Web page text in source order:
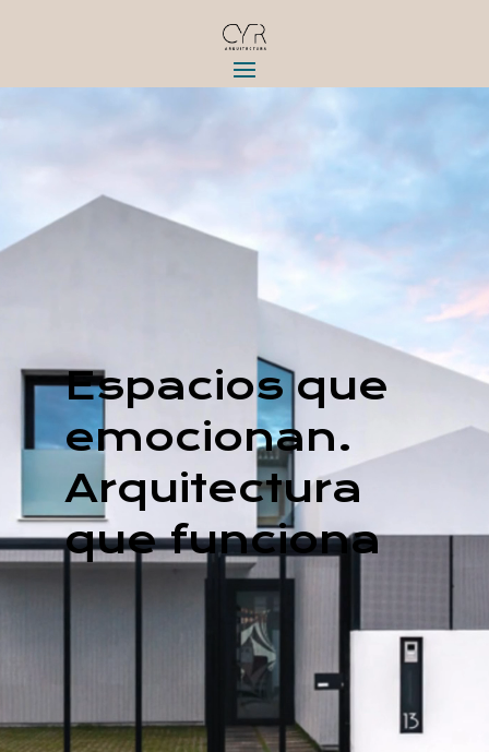
Espacios que
emocionan.
Arquitectura
que funciona